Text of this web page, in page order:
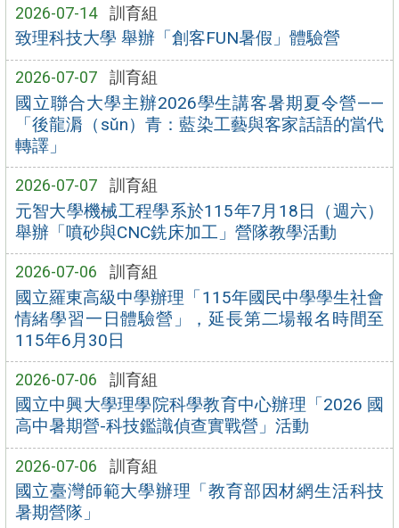
2026-07-14 訓育組
致理科技大學 舉辦「創客FUN暑假」體驗營
2026-07-07 訓育組
國立聯合大學主辦2026學生講客暑期夏令營——
「後龍漘（sǔn）青：藍染工藝與客家話語的當代
轉譯」
2026-07-07 訓育組
元智大學機械工程學系於115年7月18日（週六）
舉辦「噴砂與CNC銑床加工」營隊教學活動
2026-07-06 訓育組
國立羅東高級中學辦理「115年國民中學學生社會
情緒學習一日體驗營」，延長第二場報名時間至
115年6月30日
2026-07-06 訓育組
國立中興大學理學院科學教育中心辦理「2026 國
高中暑期營-科技鑑識偵查實戰營」活動
2026-07-06 訓育組
國立臺灣師範大學辦理「教育部因材網生活科技
暑期營隊」